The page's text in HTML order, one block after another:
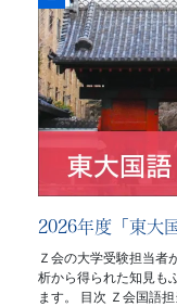
2026年度「東大
Ｚ会の大学受験担当者
析から得られた知見も
ます。 目次 Ｚ会国語